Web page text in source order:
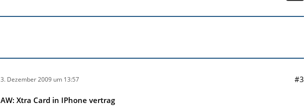
3. Dezember 2009 um 13:57 #3
AW: Xtra Card in IPhone vertrag